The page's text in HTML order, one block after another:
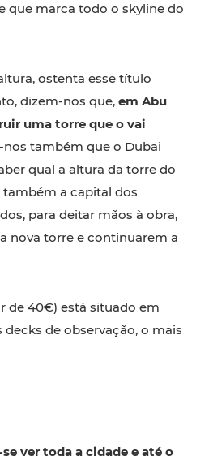
que marca todo o skyline do
ostenta esse título
dizem-nos que, em Abu
uma torre que o vai
nos também que o Dubai
qual a altura da torre do
também a capital dos
para deitar mãos à obra,
nova torre e continuarem a
de 40€) está situado em
de observação, o mais
ver toda a cidade e até o